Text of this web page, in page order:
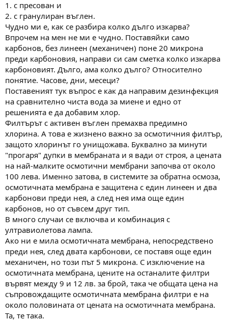
1. с пресован и
2. с гранулиран въглен.
Чудно ми е, как се разбира колко дълго изкарва?
Впрочем на мен не ми е чудно. Поставяйки само
карбонов, без линеен (механичен) поне 20 микрона
преди карбоновия, направи си сам сметка колко изкарва
карбоновият. Дълго, ама колко дълго? Относително
понятие. Часове, дни, месеци?
Поставеният тук въпрос е как да направим дезинфекция
на сравнително чиста вода за миене и едно от
решенията е да добавим хлор.
Филтърът с активен въглен премахва предимно
хлорина. А това е жизнено важно за осмотичния филтър,
защото хлоринът го унищожава. Буквално за минути
"прогаря" дупки в мембраната и я вади от строя, а цената
на най-малките осмотични мембрани започва от около
100 лева. Именно затова, в системите за обратна осмоза,
осмотичната мембрана е защитена с един линеен и два
карбонови преди нея, а след нея има още един
карбонов, но от съвсем друг тип.
В много случаи се включва и комбинация с
ултравиолетова лампа.
Ако ни е мила осмотичната мембрана, непосредствено
преди нея, след двата карбонови, се поставя още един
механичен, но този път 5 микрона. С изключение на
осмотичната мембрана, цените на останалите филтри
вървят между 9 и 12 лв. за брой, така че общата цена на
съпровождащите осмотичната мембрана филтри е на
около половината от цената на осмотичната мембрана.
Та, те така.